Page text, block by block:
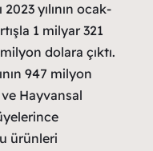
yılının ocak-
1 milyar 321
dolara çıktı.
947 milyon
Hayvansal
ürünleri